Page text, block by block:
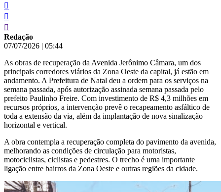
Redação
07/07/2026 | 05:44
As obras de recuperação da Avenida Jerônimo Câmara, um dos
principais corredores viários da Zona Oeste da capital, já estão em
andamento. A Prefeitura de Natal deu a ordem para os serviços na
semana passada, após autorização assinada semana passada pelo
prefeito Paulinho Freire. Com investimento de R$ 4,3 milhões em
recursos próprios, a intervenção prevê o recapeamento asfáltico de
toda a extensão da via, além da implantação de nova sinalização
horizontal e vertical.
A obra contempla a recuperação completa do pavimento da avenida,
melhorando as condições de circulação para motoristas,
motociclistas, ciclistas e pedestres. O trecho é uma importante
ligação entre bairros da Zona Oeste e outras regiões da cidade.